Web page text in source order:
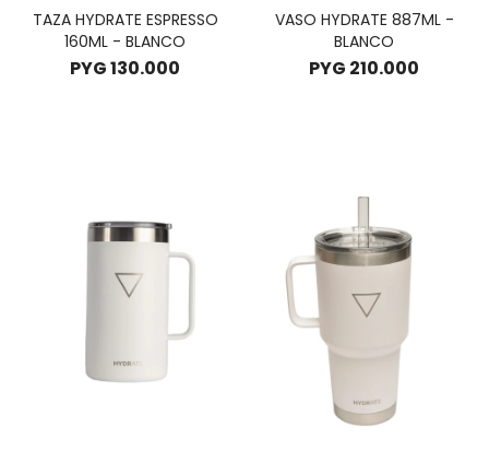
TAZA HYDRATE ESPRESSO
160ML - BLANCO
PYG130.000
VASO HYDRATE 887ML -
BLANCO
PYG 210.000